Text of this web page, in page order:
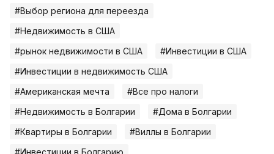
#Выбор региона для переезда
#Недвижимость в США
#рынок недвижимости в США
#Инвестиции в США
#Инвестиции в недвижимость США
#Американская мечта
#Все про налоги
#Недвижимость в Болгарии
#Дома в Болгарии
#Квартиры в Болгарии
#Виллы в Болгарии
#Инвестиции в Болгарию